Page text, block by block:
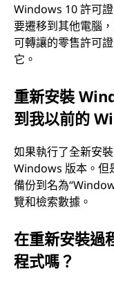
Windows 10 許可
要遷移到其他電腦
可轉讓的零售許可
它。
重新安裝
到我以前的
如果執行了全新安
Windows 版本。但
備份到名為
覽和檢索數據。
在重新安裝過
程式嗎？